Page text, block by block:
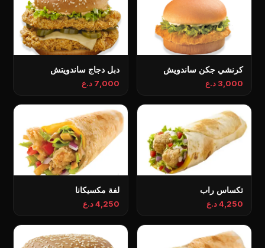
كرنشي جكن ساندويش
3,000 د.ع
دبل دجاج ساندویتش
7,000 د.ع
تكساس راب
4,250 د.ع
لفة مكسيكانا
4,250 د.ع